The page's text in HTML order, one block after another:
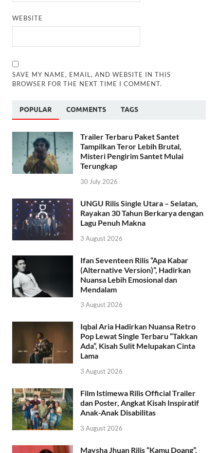
WEBSITE
SAVE MY NAME, EMAIL, AND WEBSITE IN THIS
BROWSER FOR THE NEXT TIME I COMMENT.
POPULAR COMMENTS TAGS
Trailer Terbaru Paket Santet
Tampilkan Teror Lebih Brutal,
Misteri Pengirim Santet Mulai
Terungkap
30 July 2026
UNGU Rilis Single Utara – Selatan,
Rayakan 30 Tahun Berkarya dengan
Lagu Penuh Makna
3 August 2026
Ifan Seventeen Rilis “Apa Kabar
(Alternative Version)”, Hadirkan
Nuansa Lebih Emosional dan
Mendalam
3 August 2026
Iqbal Aria Hadirkan Nuansa Retro
Pop Lewat Single Terbaru “Takkan
Ada”, Kisah Sulit Melupakan Cinta
Lama
3 August 2026
Film Istimewa Rilis Official Trailer
dan Poster, Angkat Kisah Inspiratif
Anak-Anak Disabilitas
3 August 2026
Maysha Jhuan Rilis “Kamu Doang”,